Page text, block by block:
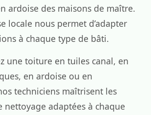
ardoise des maisons de maître.
locale nous permet d’adapter
à chaque type de bâti.
une toiture en tuiles canal, en
en ardoise ou en
techniciens maîtrisent les
nettoyage adaptées à chaque